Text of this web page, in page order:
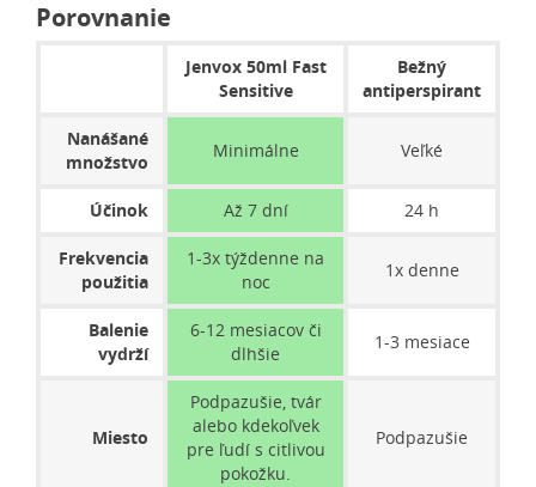
Porovnanie
Jenvox 50ml Fast
Sensitive
Bežný
antiperspirant
Nanášané
množstvo
Minimálne Veľké
Účinok Až 7 dní 24 h
Frekvencia
použitia
1-3x týždenne na
noc
1x denne
Balenie
vydrží
6-12 mesiacov či
dlhšie
1-3 mesiace
Miesto
Podpazušie, tvár
alebo kdekoľvek
pre ľudí s citlivou
pokožku.
Podpazušie